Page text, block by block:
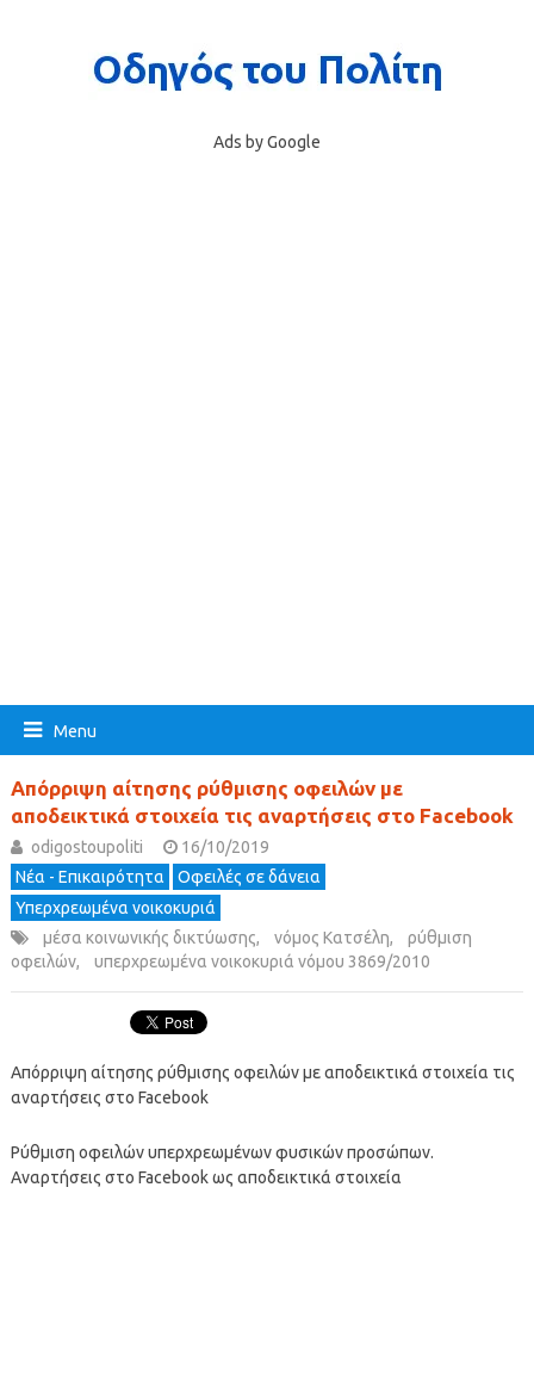
Ads by Google
Menu
Απόρριψη αίτησης ρύθμισης οφειλών με
αποδεικτικά στοιχεία τις αναρτήσεις στο Facebook
odigostoupoliti
16/10/2019
Νέα - Επικαιρότητα
Οφειλές σε δάνεια
Υπερχρεωμένα νοικοκυριά
μέσα κοινωνικής δικτύωσης, νόμος Κατσέλη,
ρύθμιση
οφειλών, υπερχρεωμένα νοικοκυριά νόμου 3869/2010
Απόρριψη αίτησης ρύθμισης οφειλών με αποδεικτικά στοιχεία τις
αναρτήσεις στο Facebook
Ρύθμιση οφειλών υπερχρεωμένων φυσικών προσώπων.
Αναρτήσεις στο Facebook ως αποδεικτικά στοιχεία